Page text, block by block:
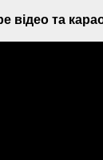
відео та